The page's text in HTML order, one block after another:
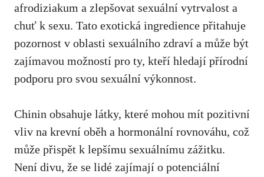
afrodiziakum a zlepšovat sexuální vytrvalost a
chuť k sexu. Tato exotická ingredience přitahuje
pozornost v oblasti sexuálního zdraví a může být
zajímavou možností pro ty, kteří hledají přírodní
podporu pro svou sexuální výkonnost.
Chinin obsahuje látky, které mohou mít pozitivní
vliv na krevní oběh a hormonální rovnováhu, což
může přispět k lepšímu sexuálnímu zážitku.
Není divu, že se lidé zajímají o potenciální